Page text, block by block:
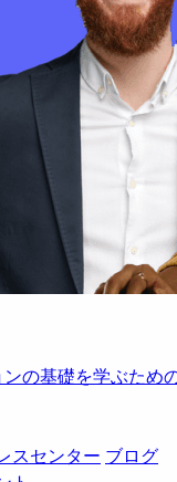
の基礎を学ぶため
スセンター ブログ